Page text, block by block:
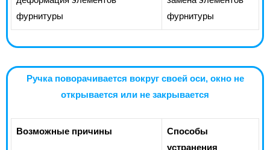
фурнитуры
фурнитуры
Ручка поворачивается вокруг своей оси, окно не
открывается или не закрывается
Возможные причины
Способы
устранения